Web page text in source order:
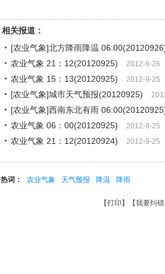
相关报道：
[农业气象]北方降雨降温
农业气象 21：12(20120925) 2012-9-26
农业气象 15：13(20120925) 2012-9-25
[农业气象]城市天气预报(20120925)
[农业气象]西南东北有雨
农业气象 06：00(20120925) 2012-9-25
农业气象 21：12(20120924) 2012-9-25
热词： 农业气象 天气预报 降温 降雨
【打印 】【我要纠错